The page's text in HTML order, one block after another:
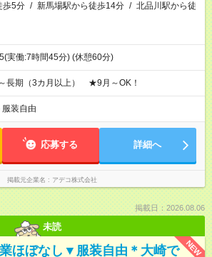
歩5分 / 新馬場駅から徒歩14分 / 北品川駅から徒
実働:7時間45分) (休憩60分)
長期（3カ月以上） ★9月～OK！
服装自由
応募する 詳細へ
掲載元企業名 アデコ株式会社
掲載日：2026.08.06
未読
NEW
ほぼなし▼服装自由＊大崎で